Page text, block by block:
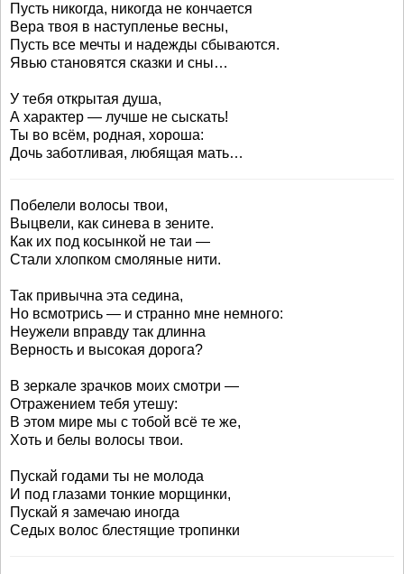
Пусть никогда, никогда не кончается
Вера твоя в наступленье весны,
Пусть все мечты и надежды сбываются.
Явью становятся сказки и сны…
У тебя открытая душа,
А характер — лучше не сыскать!
Ты во всём, родная, хороша:
Дочь заботливая, любящая мать…
Побелели волосы твои,
Выцвели, как синева в зените.
Как их под косынкой не таи —
Стали хлопком смоляные нити.
Так привычна эта седина,
Но всмотрись — и странно мне немного:
Неужели вправду так длинна
Верность и высокая дорога?
В зеркале зрачков моих смотри —
Отражением тебя утешу:
В этом мире мы с тобой всё те же,
Хоть и белы волосы твои.
Пускай годами ты не молода
И под глазами тонкие морщинки,
Пускай я замечаю иногда
Седых волос блестящие тропинки